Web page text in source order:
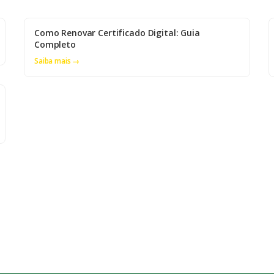
Como Renovar Certificado Digital: Guia
Completo
Saiba mais →